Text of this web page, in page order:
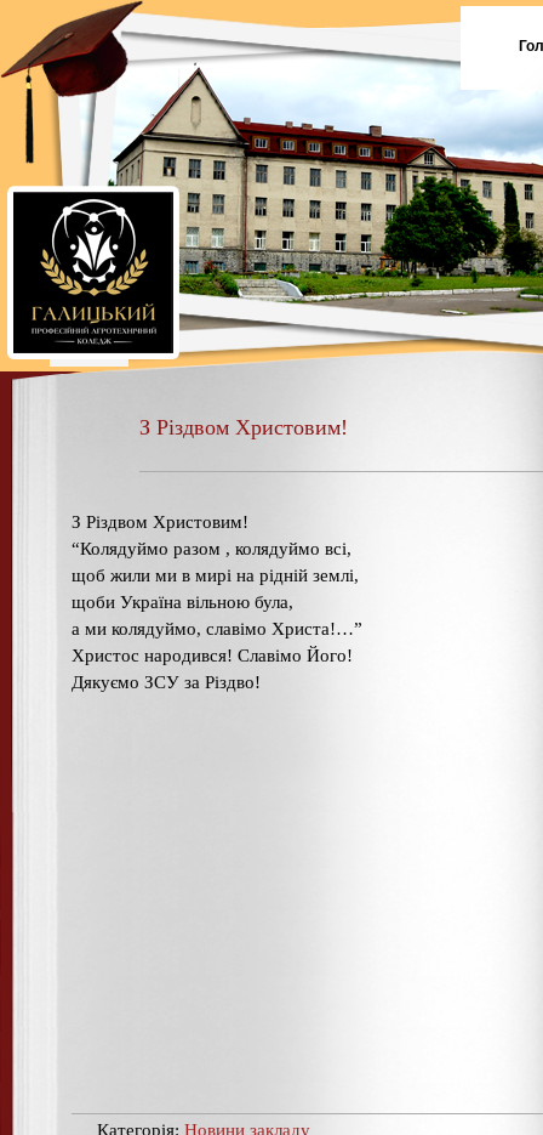
З Різдвом Христовим!
З Різдвом Христовим!
“Колядуймо разом , колядуймо всі,
щоб жили ми в мирі на рідній землі,
щоби Україна вільною була,
а ми колядуймо, славімо Христа!…”
Христос народився! Славімо Його!
Дякуємо ЗСУ за Різдво!
Категорія: Новини закладу